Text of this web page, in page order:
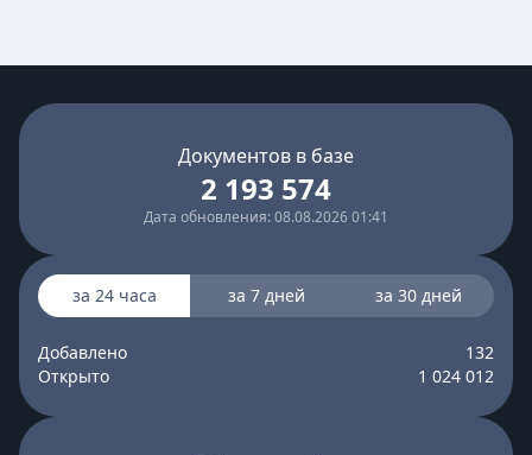
Документов в базе
2 193 574
Дата обновления: 08.08.2026 01:41
за 24 часа за 7 дней за 30 дней
Добавлено
132
Открыто
1 024 012